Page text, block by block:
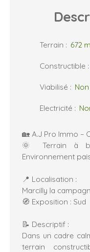
Terrain : 672
Constructible :
Viabilisé : Non
Electricité :
🏡 A.J Pro Immo –
🌞 Terrain à
Environnement
📍 Localisation :
Marcilly la
🧭 Exposition : Sud
📝 Descriptif :
Dans un cadre
terrain